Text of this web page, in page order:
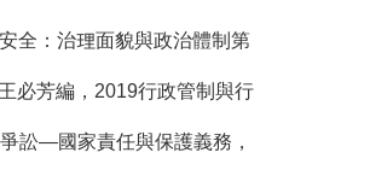
全：治理面貌與政治體制第
王必芳編，2019行政管制與行
訟—國家責任與保護義務，